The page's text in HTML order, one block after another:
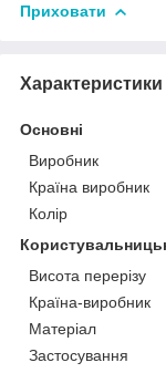
Приховати
Характеристики
Основні
Виробник
Країна виробник
Колір
Висота перерізу
Країна-виробник
Матеріал
Застосування